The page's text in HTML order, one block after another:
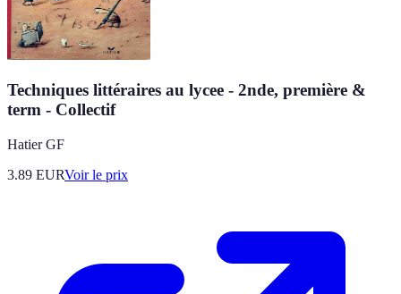
Techniques littéraires au lycee - 2nde, première &
term - Collectif
Hatier GF
3.89 EURVoir le prix